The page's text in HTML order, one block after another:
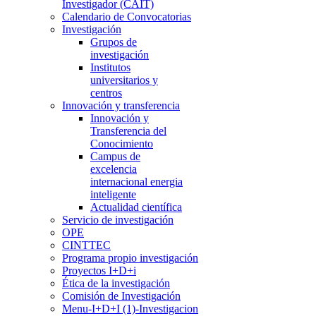
Investigador (CAIT)
Calendario de Convocatorias
Investigación
Grupos de
investigación
Institutos
universitarios y
centros
Innovación y transferencia
Innovación y
Transferencia del
Conocimiento
Campus de
excelencia
internacional energia
inteligente
Actualidad científica
Servicio de investigación
OPE
CINTTEC
Programa propio investigación
Proyectos I+D+i
Ética de la investigación
Comisión de Investigación
Menu-I+D+I (1)-Investigacion